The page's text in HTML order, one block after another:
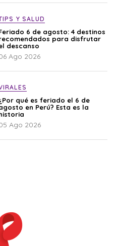
Y SALUD
6 de agosto: 4 destinos
para disfrutar
descanso
Ago 2026
qué es feriado el 6 de
en Perú? Esta es la
Ago 2026